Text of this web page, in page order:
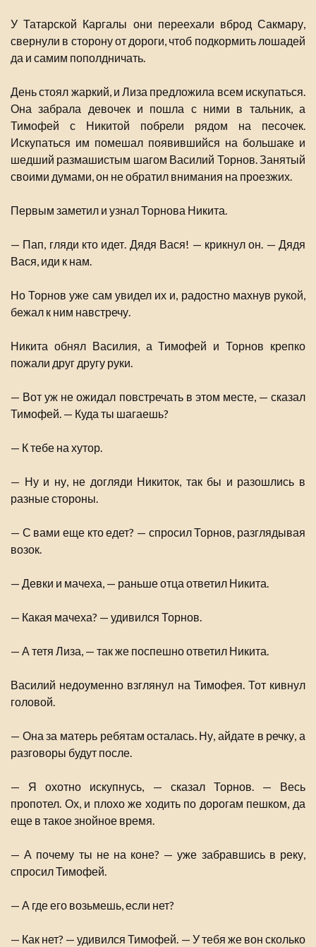
У Татарской Каргалы они переехали вброд Сакмару,
свернули в сторону от дороги, чтоб подкормить лошадей
да и самим пополдничать.
День стоял жаркий, и Лиза предложила всем искупаться.
Она забрала девочек и пошла с ними в тальник, а
Тимофей с Никитой побрели рядом на песочек.
Искупаться им помешал появившийся на большаке и
шедший размашистым шагом Василий Торнов. Занятый
своими думами, он не обратил внимания на проезжих.
Первым заметил и узнал Торнова Никита.
— Пап, гляди кто идет. Дядя Вася! — крикнул он. — Дядя
Вася, иди к нам.
Но Торнов уже сам увидел их и, радостно махнув рукой,
бежал к ним навстречу.
Никита обнял Василия, а Тимофей и Торнов крепко
пожали друг другу руки.
— Вот уж не ожидал повстречать в этом месте, — сказал
Тимофей. — Куда ты шагаешь?
— К тебе на хутор.
— Ну и ну, не догляди Никиток, так бы и разошлись в
разные стороны.
— С вами еще кто едет? — спросил Торнов, разглядывая
возок.
— Девки и мачеха, — раньше отца ответил Никита.
— Какая мачеха? — удивился Торнов.
— А тетя Лиза, — так же поспешно ответил Никита.
Василий недоуменно взглянул на Тимофея. Тот кивнул
головой.
— Она за матерь ребятам осталась. Ну, айдате в речку, а
разговоры будут после.
— Я охотно искупнусь, — сказал Торнов. — Весь
пропотел. Ох, и плохо же ходить по дорогам пешком, да
еще в такое знойное время.
— А почему ты не на коне? — уже забравшись в реку,
спросил Тимофей.
— А где его возьмешь, если нет?
— Как нет? — удивился Тимофей. — У тебя же вон сколько